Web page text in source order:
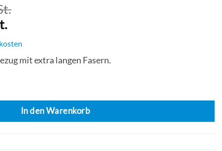
mit extra langen Fasern.
In den Warenkorb